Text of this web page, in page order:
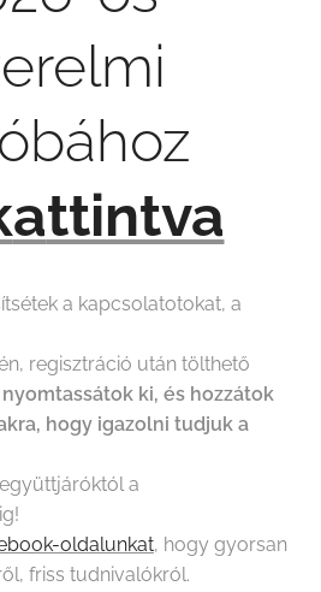
attintva
a kapcsolatotokat, a
regisztráció után tölthető
ki, és hozzátok
hogy igazolni tudjuk a
a
oldalunkat, hogy gyorsan
friss tudnivalókról.